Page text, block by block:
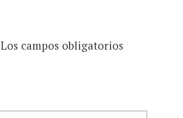
Los campos obligatorios